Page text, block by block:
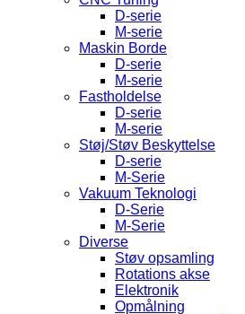
D-serie
M-serie
Maskin Borde
D-serie
M-serie
Fastholdelse
D-serie
M-serie
Støj/Støv Beskyttelse
D-serie
M-Serie
Vakuum Teknologi
D-Serie
M-Serie
Diverse
Støv opsamling
Rotations akse
Elektronik
Opmålning